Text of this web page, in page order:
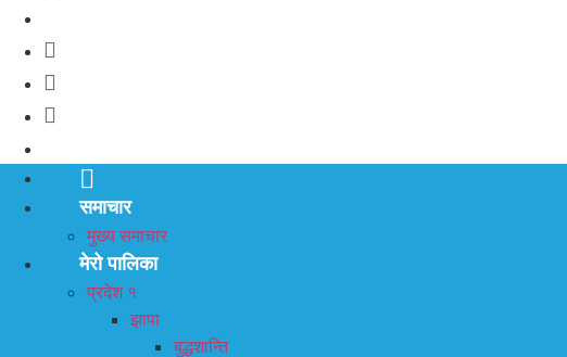
समाचार
मुख्य समाचार
मेरो पालिका
प्रदेश १
झापा
बुद्धशान्ति